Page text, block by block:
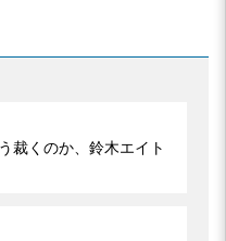
裁くのか、鈴木エイト